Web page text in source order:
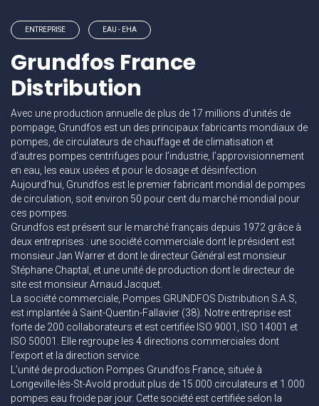
ENTREPRISE EAU - EHA
Grundfos France
Distribution
Avec une production annuelle de plus de 17 millions d’unités de
pompage, Grundfos est un des principaux fabricants mondiaux de
pompes, de circulateurs de chauffage et de climatisation et
d’autres pompes centrifuges pour l’industrie, l’approvisionnement
en eau, les eaux usées et pour le dosage et désinfection.
Aujourd’hui, Grundfos est le premier fabricant mondial de pompes
de circulation, soit environ 50 pour cent du marché mondial pour
ces pompes.
Grundfos est présent sur le marché français depuis 1972 grâce à
deux entreprises : une société commerciale dont le président est
monsieur Jan Warrer et dont le directeur Général est monsieur
Stéphane Chaptal, et une unité de production dont le directeur de
site est monsieur Arnaud Jacquet.
La société commerciale, Pompes GRUNDFOS Distribution S.A.S,
est implantée à Saint-Quentin-Fallavier (38). Notre entreprise est
forte de 200 collaborateurs et est certifiée ISO 9001, ISO 14001 et
ISO 50001. Elle regroupe les 4 directions commerciales dont
l’export et la direction service.
L’unité de production Pompes Grundfos France, située à
Longeville-lès-St-Avold produit plus de 15.000 circulateurs et 1.000
pompes eau froide par jour. Cette société est certifiée selon la